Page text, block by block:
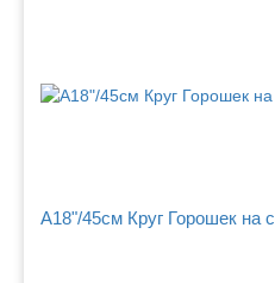
A18"/45см Круг Горошек на